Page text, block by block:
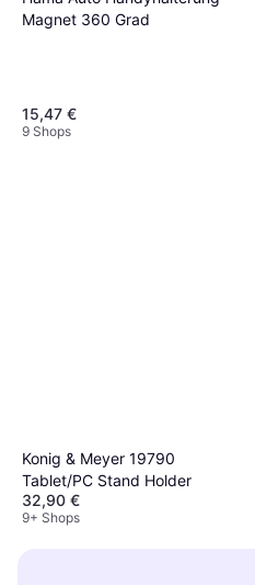
Magnet 360 Grad
15,47 €
9 Shops
Konig & Meyer 19790
Tablet/PC Stand Holder
32,90 €
9+ Shops